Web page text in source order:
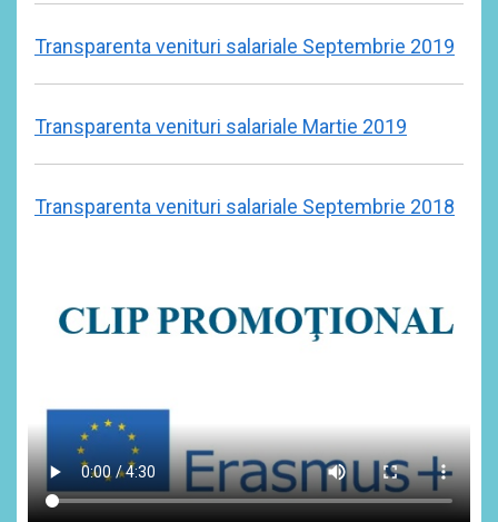
Transparenta venituri salariale Septembrie 2019
Transparenta venituri salariale Martie 2019
Transparenta venituri salariale Septembrie 2018